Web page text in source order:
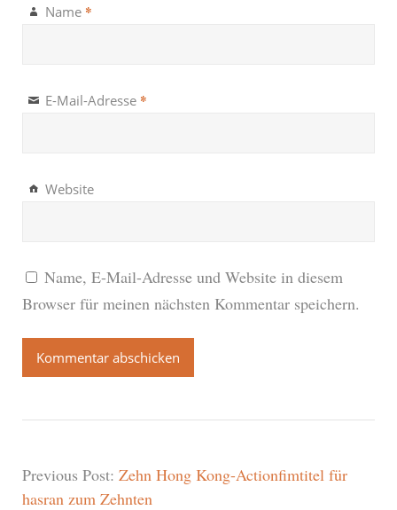
Name *
E-Mail-Adresse *
Website
Name, E-Mail-Adresse und Website in diesem
Browser für meinen nächsten Kommentar speichern.
Previous Post: Zehn Hong Kong-Actionfimtitel für
hasran zum Zehnten